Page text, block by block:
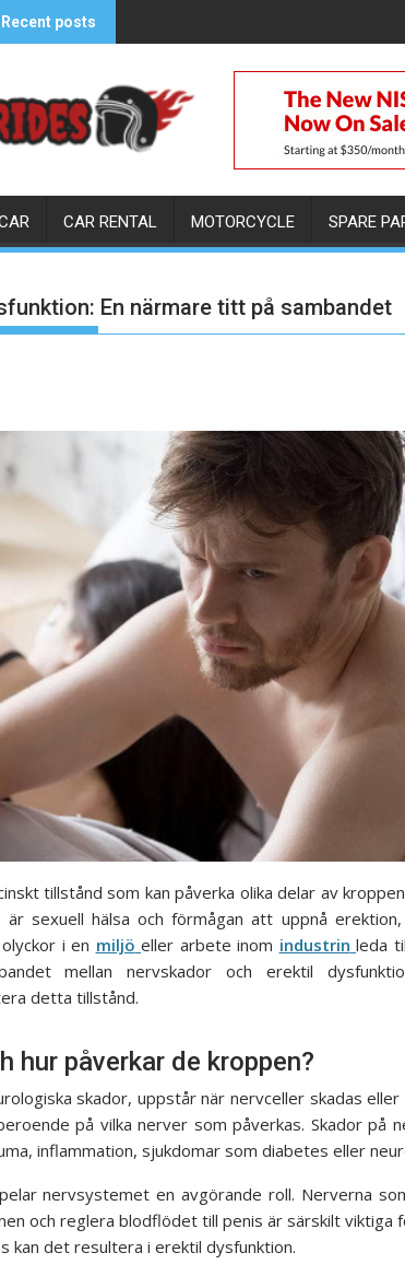
Recent posts
CAR RENTAL MOTORCYCLE SPARE
En närmare titt på sambandet
tillstånd som kan påverka olika delar av
är sexuell hälsa och förmågan att uppnå
i en miljö eller arbete inom industrin leda
mellan nervskador och erektil
detta tillstånd.
hur påverkar de kroppen?
skador, uppstår när nervceller skadas
på vilka nerver som påverkas. Skador på
inflammation, sjukdomar som diabetes eller
nervsystemet en avgörande roll. Nerverna
och reglera blodflödet till penis är särskilt viktiga
kan det resultera i erektil dysfunktion.